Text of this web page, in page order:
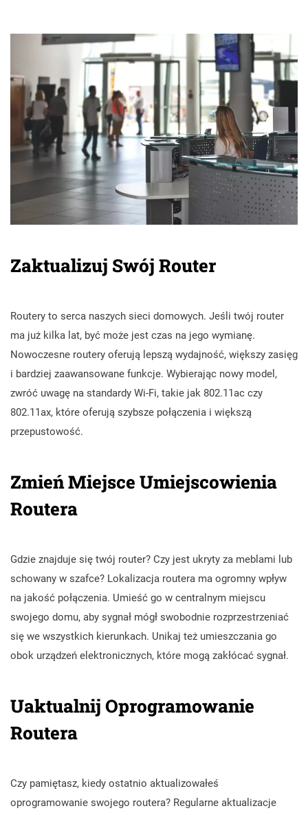
Zaktualizuj Swój Router
Routery to serca naszych sieci domowych. Jeśli twój router
ma już kilka lat, być może jest czas na jego wymianę.
Nowoczesne routery oferują lepszą wydajność, większy zasięg
i bardziej zaawansowane funkcje. Wybierając nowy model,
zwróć uwagę na standardy Wi-Fi, takie jak 802.11ac czy
802.11ax, które oferują szybsze połączenia i większą
przepustowość.
Zmień Miejsce Umiejscowienia
Routera
Gdzie znajduje się twój router? Czy jest ukryty za meblami lub
schowany w szafce? Lokalizacja routera ma ogromny wpływ
na jakość połączenia. Umieść go w centralnym miejscu
swojego domu, aby sygnał mógł swobodnie rozprzestrzeniać
się we wszystkich kierunkach. Unikaj też umieszczania go
obok urządzeń elektronicznych, które mogą zakłócać sygnał.
Uaktualnij Oprogramowanie
Routera
Czy pamiętasz, kiedy ostatnio aktualizowałeś
oprogramowanie swojego routera? Regularne aktualizacje